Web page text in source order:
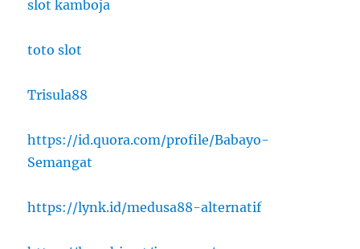
slot kamboja
toto slot
Trisula88
https://id.quora.com/profile/Babayo-
Semangat
https://lynk.id/medusa88-alternatif